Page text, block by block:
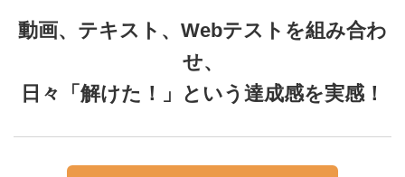
動画、テキスト、Webテストを組み合わ
せ、
日々「解けた！」という達成感を実感！